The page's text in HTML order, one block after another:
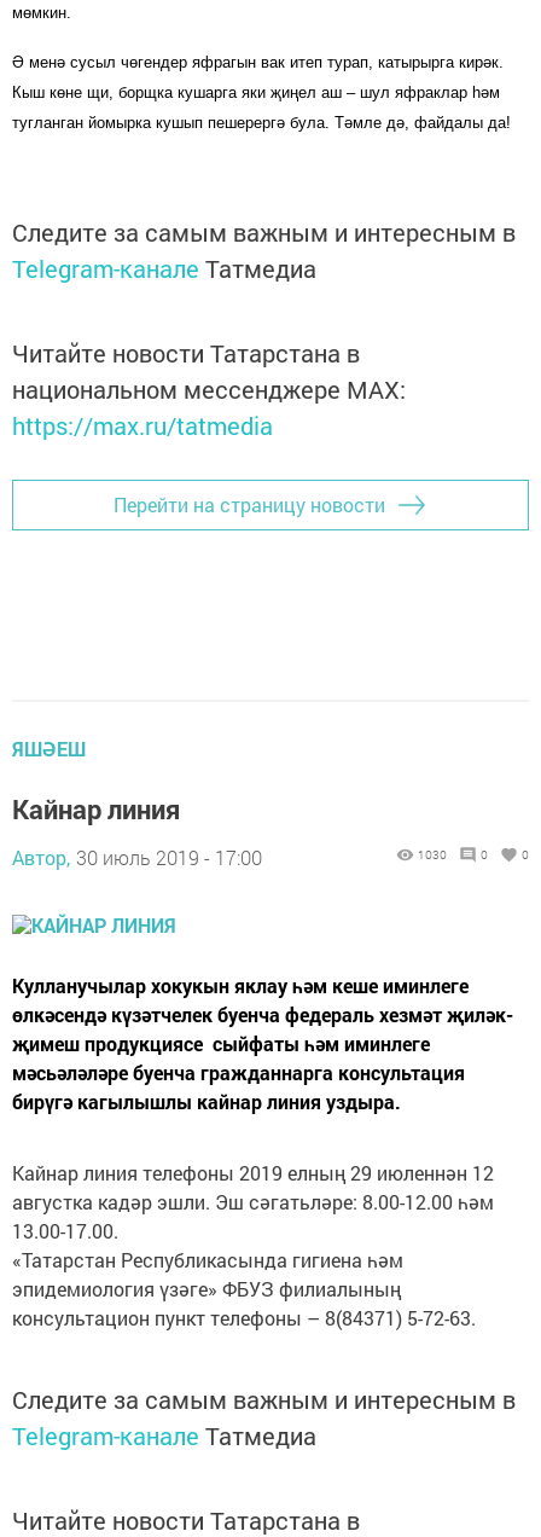
мөмкин.
Ә менә сусыл чөгендер яфрагын вак итеп турап, катырырга кирәк.
Кыш көне щи, борщка кушарга яки җиңел аш – шул яфраклар һәм
тугланган йомырка кушып пешерергә була. Тәмле дә, файдалы да!
Следите за самым важным и интересным в
Telegram-канале Татмедиа
Читайте новости Татарстана в
национальном мессенджере MАХ:
https://max.ru/tatmedia
Перейти на страницу новости
ЯШӘЕШ
Кайнар линия
Автор, 30 июль 2019 - 17:00 1030 0 0
Кулланучылар хокукын яклау һәм кеше иминлеге
өлкәсендә күзәтчелек буенча федераль хезмәт җиләк-
җимеш продукциясе сыйфаты һәм иминлеге
мәсьәләләре буенча гражданнарга консультация
бирүгә кагылышлы кайнар линия уздыра.
Кайнар линия телефоны 2019 елның 29 июленнән 12
августка кадәр эшли. Эш сәгатьләре: 8.00-12.00 һәм
13.00-17.00.
«Татарстан Республикасында гигиена һәм
эпидемиология үзәге» ФБУЗ филиалының
консультацион пункт телефоны – 8(84371) 5-72-63.
Следите за самым важным и интересным в
Telegram-канале Татмедиа
Читайте новости Татарстана в